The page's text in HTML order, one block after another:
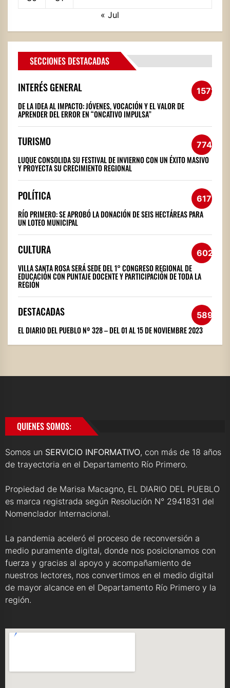
« Jul
SECCIONES DESTACADAS
INTERÉS GENERAL 1572
DE LA IDEA AL IMPACTO: JÓVENES, VOCACIÓN Y EL VALOR DE
APRENDER DEL ERROR EN “ONCATIVO IMPULSA”
TURISMO 774
LUQUE CONSOLIDA SU FESTIVAL DE INVIERNO CON UN ÉXITO MASIVO
Y PROYECTA SU CRECIMIENTO REGIONAL
POLÍTICA 617
RÍO PRIMERO: SE APROBÓ LA DONACIÓN DE SEIS HECTÁREAS PARA
UN LOTEO MUNICIPAL
CULTURA 602
VILLA SANTA ROSA SERÁ SEDE DEL 1° CONGRESO REGIONAL DE
EDUCACIÓN CON PUNTAJE DOCENTE Y PARTICIPACIÓN DE TODA LA
REGIÓN
DESTACADAS 589
EL DIARIO DEL PUEBLO Nº 328 – DEL 01 AL 15 DE NOVIEMBRE 2023
QUIENES SOMOS:
Somos un SERVICIO INFORMATIVO, con más de 18 años
de trayectoria en el Departamento Río Primero.
Propiedad de Marisa Macagno, EL DIARIO DEL PUEBLO
es marca registrada según Resolución N° 2941831 del
Nomenclador Internacional.
La pandemia aceleró el proceso de reconversión a
medio puramente digital, donde nos posicionamos con
fuerza y gracias al apoyo y acompañamiento de
nuestros lectores, nos convertimos en el medio digital
de mayor alcance en el Departamento Río Primero y la
región.